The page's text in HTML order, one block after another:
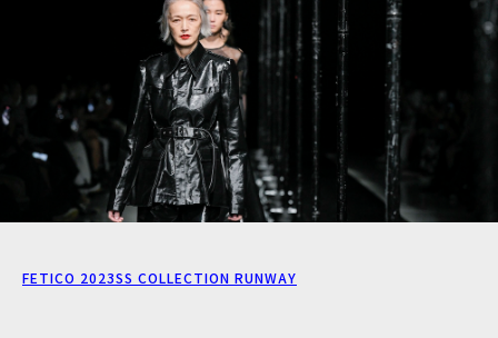
FETICO 2023SS COLLECTION RUNWAY